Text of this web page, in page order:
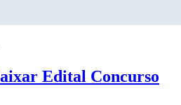
Edital Concurso